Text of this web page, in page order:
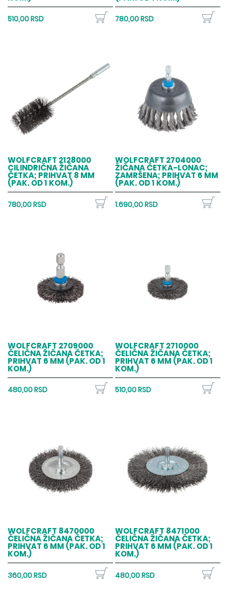
510,00 RSD 780,00 RSD
WOLFCRAFT 2128000
CILINDRIČNA ŽIČANA
ČETKA; PRIHVAT 8 MM
(PAK. OD 1 KOM.)
780,00 RSD
WOLFCRAFT 2704000
ŽIČANA ČETKA-LONAC;
ZAMRŠENA; PRIHVAT 6 MM
(PAK. OD 1 KOM.)
1.690,00 RSD
WOLFCRAFT 2709000
ČELIČNA ŽIČANA ČETKA;
PRIHVAT 6 MM (PAK. OD 1
KOM.)
480,00 RSD
WOLFCRAFT 2710000
ČELIČNA ŽIČANA ČETKA;
PRIHVAT 6 MM (PAK. OD 1
KOM.)
510,00 RSD
WOLFCRAFT 8470000
ČELIČNA ŽIČANA ČETKA;
PRIHVAT 6 MM (PAK. OD 1
KOM.)
360,00 RSD
WOLFCRAFT 8471000
ČELIČNA ŽIČANA ČETKA;
PRIHVAT 6 MM (PAK. OD 1
KOM.)
480,00 RSD